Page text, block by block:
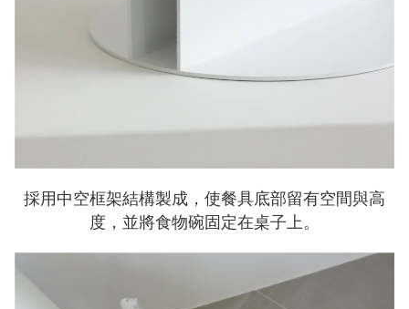
採用中空框架結構製成，使餐具底部留有空間與高
度，並將食物碗固定在桌子上。